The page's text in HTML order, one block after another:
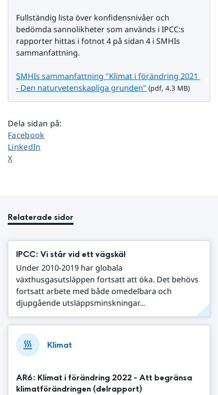
Fullständig lista över konfidensnivåer och
bedömda sannolikheter som används i IPCC:s
rapporter hittas i fotnot 4 på sidan 4 i SMHIs
sammanfattning.
SMHIs sammanfattning "Klimat i förändring 2021
- Den naturvetenskapliga grunden" pdf, 4.3 MB.
(pdf, 4.3 MB)
Dela sidan på:
Dela sidan på
Facebook
Dela sidan på
LinkedIn
Dela sidan på
X
Relaterade sidor
IPCC: Vi står vid ett vägskäl
Under 2010-2019 har globala
växthusgasutsläppen fortsatt att öka. Det behövs
fortsatt arbete med både omedelbara och
djupgående utsläppsminskningar...
Klimat
AR6: Klimat i förändring 2022 - Att begränsa
klimatförändringen (delrapport)